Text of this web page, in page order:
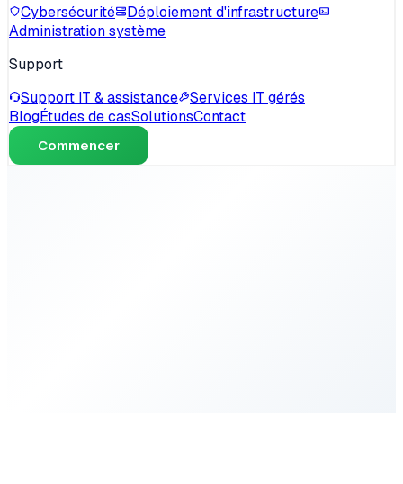
Cybersécurité
Déploiement d'infrastructure
Administration système
Support
Support IT & assistance
Services IT gérés
BlogÉtudes de casSolutionsContact
Commencer